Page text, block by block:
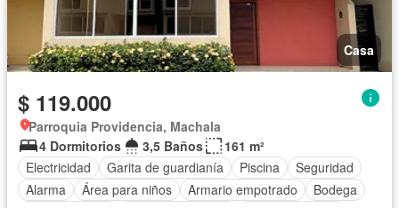
Casa
$ 119.000
Parroquia Providencia, Machala
4 Dormitorios
3,5 Baños
161 m²
Electricidad
Garita de guardianía Piscina
Seguridad
Alarma
Área para niños Armario empotrado
Bodega